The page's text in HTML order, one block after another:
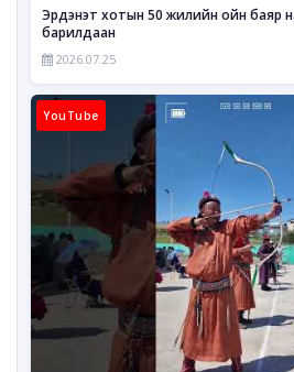
Эрдэнэт хотын 50 жилийн ойн баяр
барилдаан
2026.07.25
YouTube